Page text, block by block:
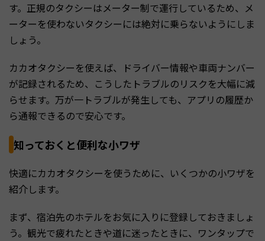
す。正規のタクシーはメーター制で運行しているため、メ
ーターを使わないタクシーには絶対に乗らないようにしま
しょう。
カカオタクシーを使えば、ドライバー情報や車両ナンバー
が記録されるため、こうしたトラブルのリスクを大幅に減
らせます。万が一トラブルが発生しても、アプリの履歴か
ら通報できるので安心です。
知っておくと便利な小ワザ
快適にカカオタクシーを使うために、いくつかの小ワザを
紹介します。
まず、宿泊先のホテルをお気に入りに登録しておきましょ
う。観光で疲れたときや道に迷ったときに、ワンタップで